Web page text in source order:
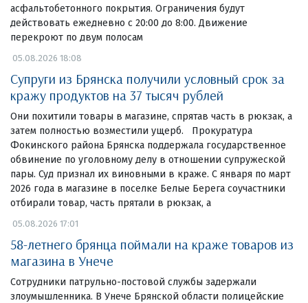
асфальтобетонного покрытия. Ограничения будут
действовать ежедневно с 20:00 до 8:00. Движение
перекроют по двум полосам
05.08.2026 18:08
Супруги из Брянска получили условный срок за
кражу продуктов на 37 тысяч рублей
Они похитили товары в магазине, спрятав часть в рюкзак, а
затем полностью возместили ущерб. Прокуратура
Фокинского района Брянска поддержала государственное
обвинение по уголовному делу в отношении супружеской
пары. Суд признал их виновными в краже. С января по март
2026 года в магазине в поселке Белые Берега соучастники
отбирали товар, часть прятали в рюкзак, а
05.08.2026 17:01
58-летнего брянца поймали на краже товаров из
магазина в Унече
Сотрудники патрульно-постовой службы задержали
злоумышленника. В Унече Брянской области полицейские